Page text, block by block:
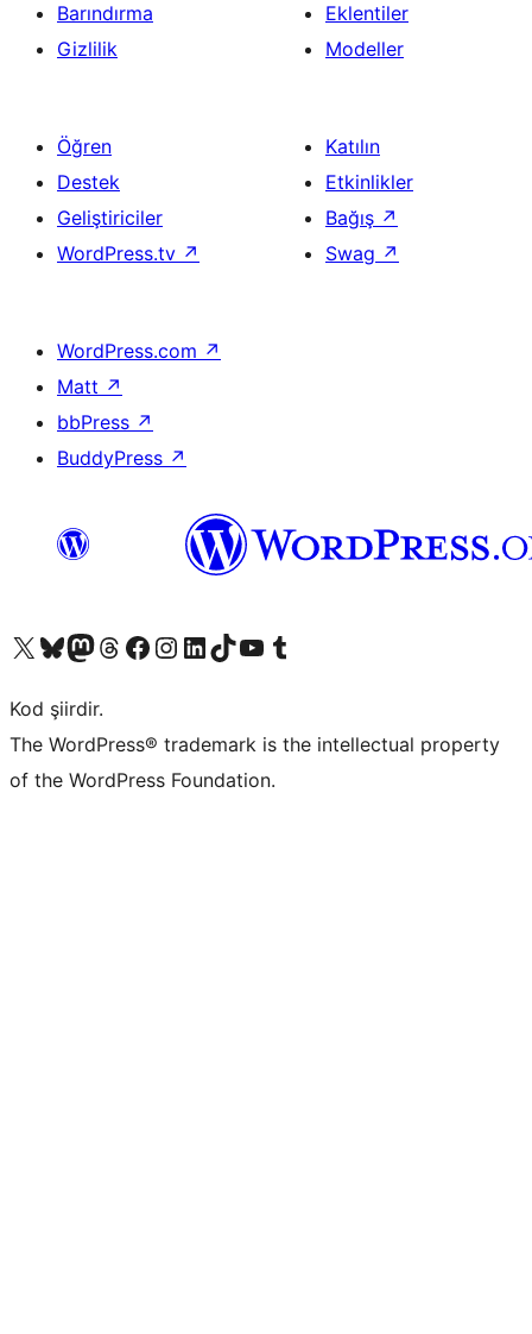
Barındırma
Gizlilik
Eklentiler
Modeller
Öğren
Destek
Geliştiriciler
WordPress.tv ↗
Katılın
Etkinlikler
Bağış ↗
Swag ↗
WordPress.com ↗
Matt ↗
bbPress ↗
BuddyPress ↗
X (eski Twitter) hesabımıza bakın
Bluesky hesabımızı ziyaret edinMastodon hesabımızı ziyaret edinThreads hesabımızı ziyaret edinFacebook sayfamızı ziyaret edinInstagram hesabımızı ziyaret edinLinkedIn hesabımızı ziyaret edinTikTok hesabımızı ziyaret edinYouTube kanalımızı ziyaret edinTumblr hesabımızı ziyaret edin
Kod şiirdir.
The WordPress® trademark is the intellectual property
of the WordPress Foundation.